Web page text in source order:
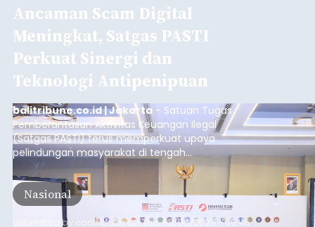
Ancaman Scam Digital
Meningkat, Satgas PASTI
Perkuat Sinergi dan
Teknologi Antipenipuan
balitribune.co.id | Jakarta - Satuan Tugas
Pemberantasan Aktivitas Keuangan Ilegal
(Satgas PASTI) terus memperkuat upaya
pelindungan masyarakat di tengah
meningkatnya ancaman penipuan digital yang
semakin kompleks.
Nasional
Submitted by contributoronThu, 08/06/2026 - 09:45